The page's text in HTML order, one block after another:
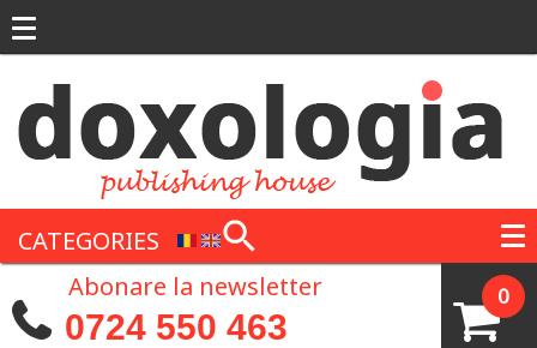
CATEGORIES
0
Abonare la newsletter
0724 550 463